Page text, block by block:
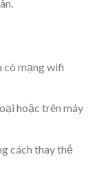
có mạng wifi
hoặc trên máy
cách thay thẻ